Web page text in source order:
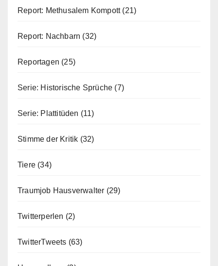
Report: Methusalem Kompott(21)
Report: Nachbarn (32)
Reportagen (25)
Serie: Historische Sprüche (7)
Serie: Plattitüden (11)
Stimme der Kritik (32)
Tiere (34)
Traumjob Hausverwalter (29)
Twitterperlen (2)
TwitterTweets (63)